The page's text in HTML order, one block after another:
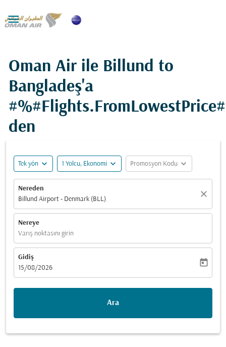

Oman Air ile Billund to
Bangladeş'a
den
Tek yön expand_more 1 Yolcu, Ekonomi expand_more Promosyon Kodu expand_more
Nereden
Billund Airport - Denmark (BLL)
close
Nereye
Varış noktasını girin
Gidiş
fc-booking-departure-date-aria-label
15/08/2026
today
Ara